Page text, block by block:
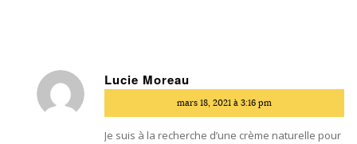
Lucie Moreau
:
mars 18, 2021 à 3:16 pm
Je suis à la recherche d’une crème naturelle pour